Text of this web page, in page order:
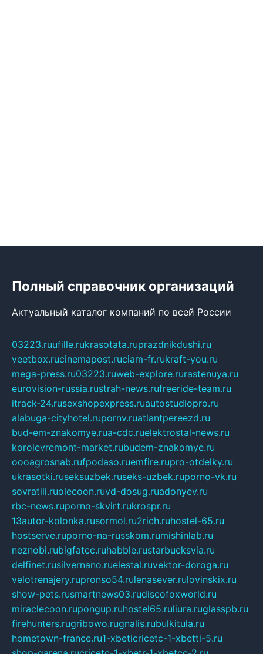
Полный справочник организаций
Актуальный каталог компаний по всей России
03223.ruufille.rukrasotata.ruprazdnikdushi.ru
veetbox.rucinemapost.ruciam-fr.rukraft-you.ru
mega-press.ru03223.ruweb-explore.rurastenuya.ru
eurovision-russia.rustrah-news.rufreeride-team.ru
itrack-24.rusexshopexpress.ruautostudiopro.ru
alabuga-cityhotel.rupornv.ruatlantpereezd.ru
bud-em-znakomye.rua-cdc.ruelektrostal-news.ru
korolevremont-market.rubudem-znakomye.ru
oooagrosnab.rufpodaso.ruemfire.rupro-otdelky.ru
ukrasotki.ruseksuzbek.ruseks-uzbek.ruporno-vk.ru
sovratili.ruolecoon.ruvd-dosug.ruadonyev.ru
rbc-news.ruporno-skvirt.rukrospr.ru
13autor-kolonka.rusormol.ru2rich.ruhostel-65.ru
hostserve.ruporno-na-russkom.rumishinlab.ru
neznobi.rubigfatcc.ruhabble.rustarbucksvia.ru
delfinet.rusilvernano.ruelestal.ruvektor-doroga.ru
velotrenajery.rupronso54.rulenasever.rulovinskix.ru
show-pets.rusmartnews03.rudiscofoxworld.ru
miraclecoon.rupongup.ruhostel65.ruliura.ruglasspb.ru
firehunters.rugribowo.rugnalis.rubulkitula.ru
hometown-france.ru1-xbeticricetc-1-xbetti-5.ru